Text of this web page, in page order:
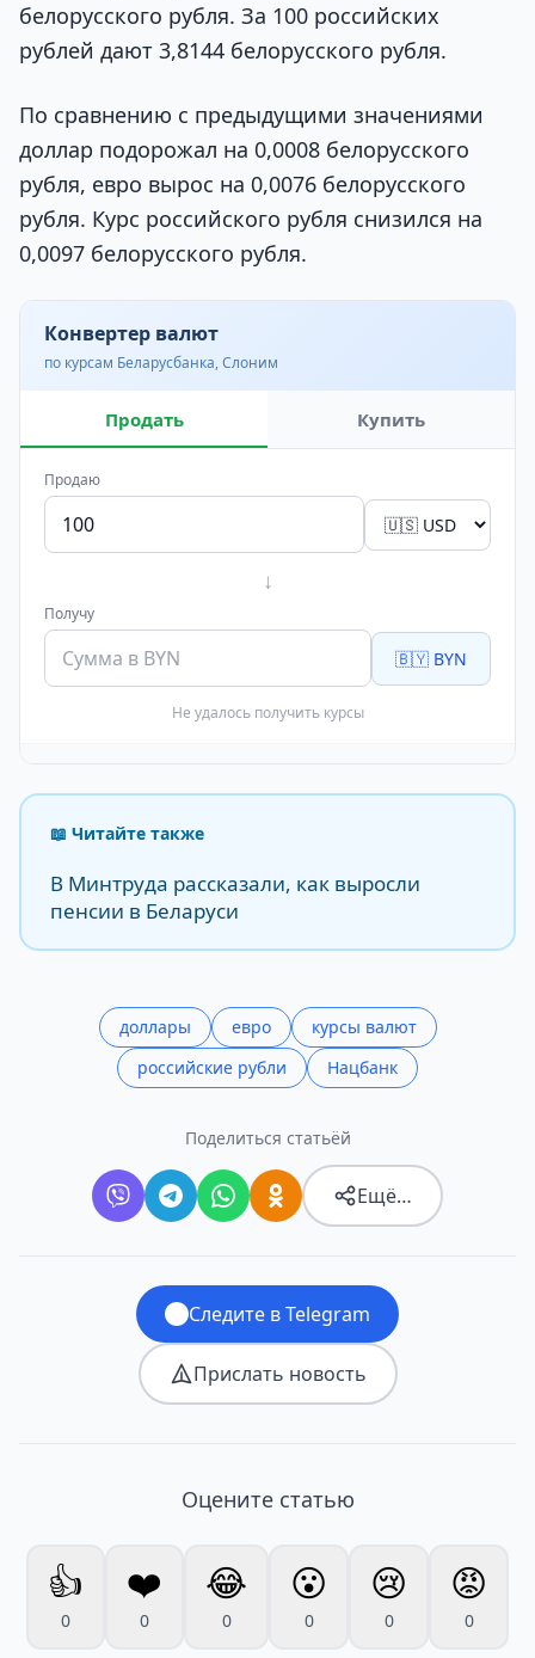
белорусского рубля. За 100 российских
рублей дают 3,8144 белорусского рубля.
По сравнению с предыдущими значениями
доллар подорожал на 0,0008 белорусского
рубля, евро вырос на 0,0076 белорусского
рубля. Курс российского рубля снизился на
0,0097 белорусского рубля.
Конвертер валют
по курсам Беларусбанка, Слоним
Продать Купить
Продаю
↓
Получу
🇧🇾 BYN
Не удалось получить курсы
📖 Читайте также
В Минтруда рассказали, как выросли
пенсии в Беларуси
доллары евро
курсы валют
российские рубли
Нацбанк
Поделиться статьёй
Ещё…
Следите в Telegram
Прислать новость
Оцените статью
👍
0
❤️
0
😂
0
😮
0
😢
0
😡
0